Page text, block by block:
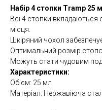
Набір 4 стопки Tramp 25
Всі 4 стопки вкладаються
місця.
Шкіряний чохол
Оптимальний розмір
Можуть стати чудовим
Характеристики:
Об'єм: 25 мл
Матеріал: Нержавіюча